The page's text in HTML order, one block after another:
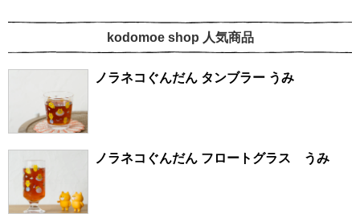
kodomoe shop 人気商品
ノラネコぐんだん タンブラー うみ
ノラネコぐんだん フロートグラス うみ